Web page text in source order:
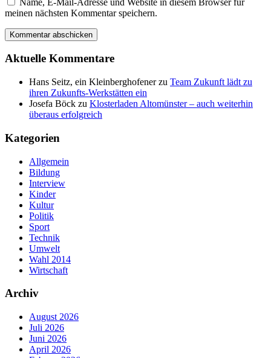
meinen nächsten Kommentar speichern.
Aktuelle Kommentare
Hans Seitz, ein Kleinberghofenerzu Team Zukunft lädt zu
ihren Zukunfts-Werkstätten ein
Josefa Böck zu Klosterladen Altomünster – auch weiterhin
überaus erfolgreich
Kategorien
Allgemein
Bildung
Interview
Kinder
Kultur
Politik
Sport
Technik
Umwelt
Wahl 2014
Wirtschaft
Archiv
August 2026
Juli 2026
Juni 2026
April 2026